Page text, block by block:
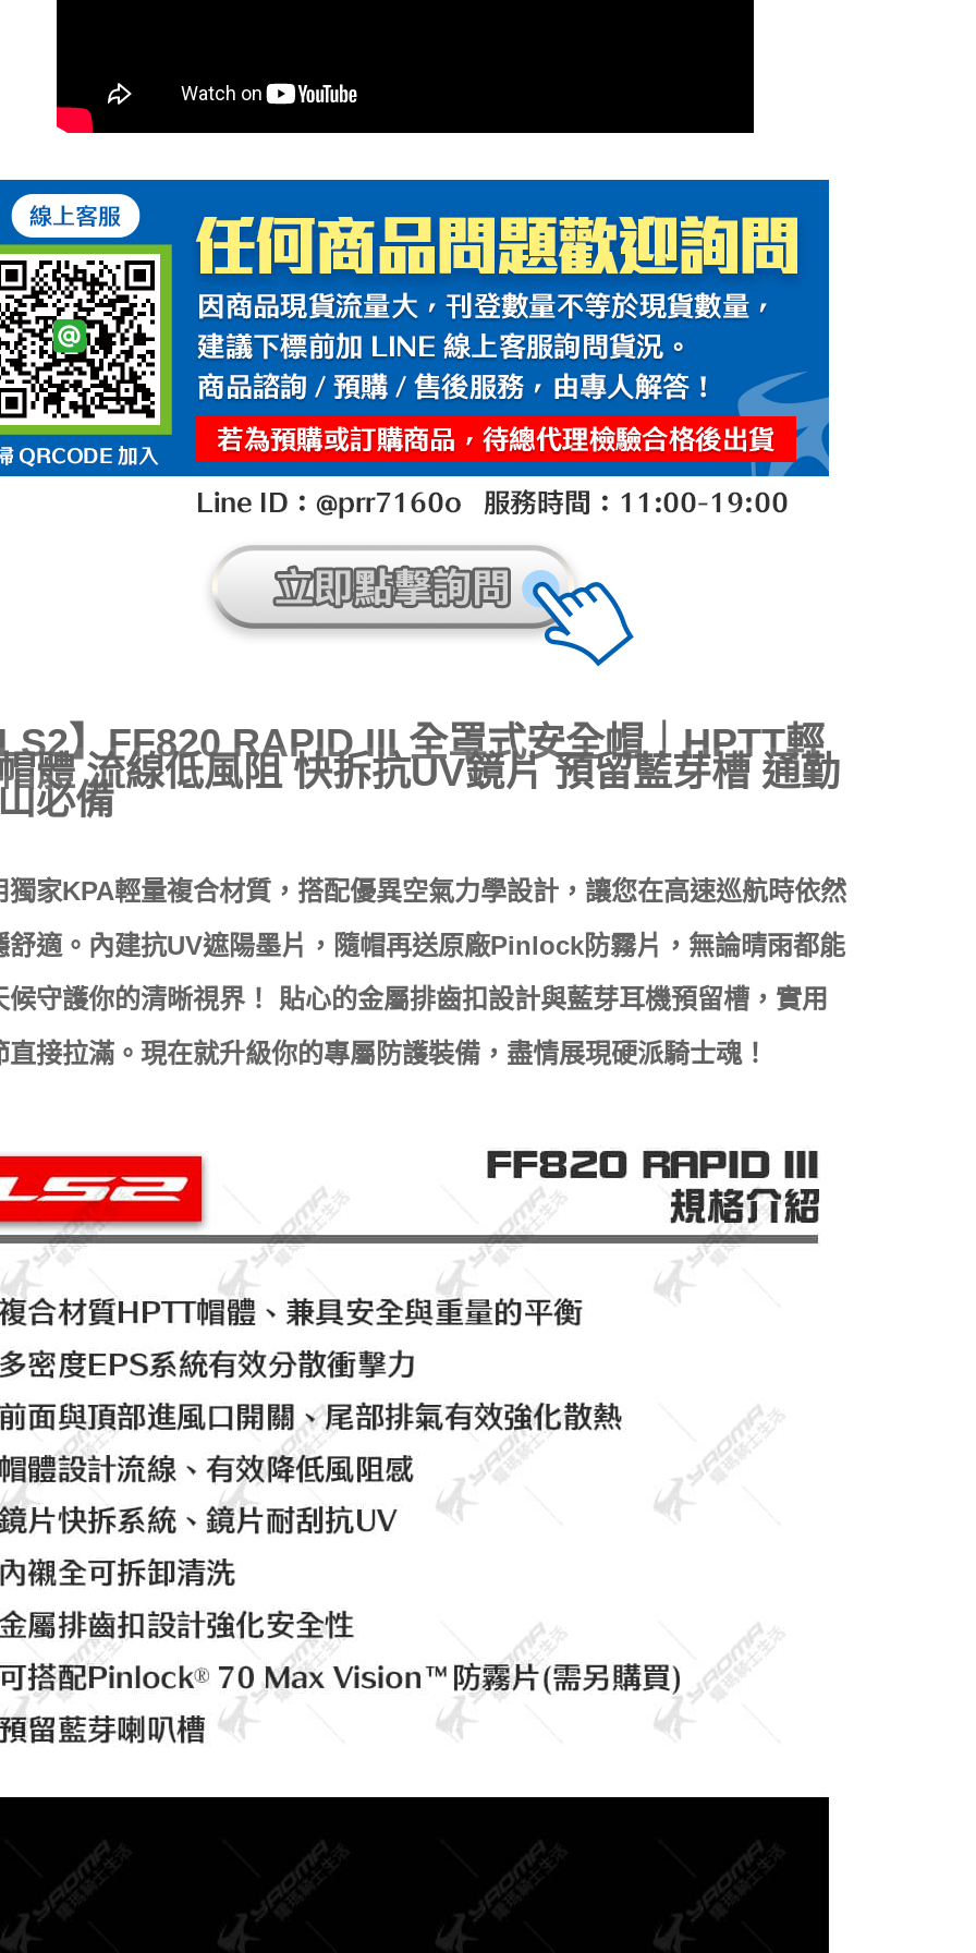
】FF820 RAPID III 全罩式安全帽｜HPTT輕
體 流線低風阻 快拆抗UV鏡片 預留藍芽槽 通勤
必備
獨家KPA輕量複合材質，搭配優異空氣力學設計，讓您在高速巡航時依然
舒適。內建抗UV遮陽墨片，隨帽再送原廠Pinlock防霧片，無論晴雨都能
候守護你的清晰視界！ 貼心的金屬排齒扣設計與藍芽耳機預留槽，實用
直接拉滿。現在就升級你的專屬防護裝備，盡情展現硬派騎士魂！